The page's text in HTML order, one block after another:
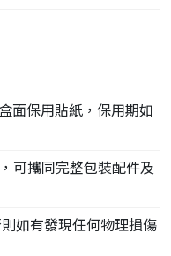
面保用貼紙，保用期如
可攜同完整包裝配件及
如有發現任何物理損傷